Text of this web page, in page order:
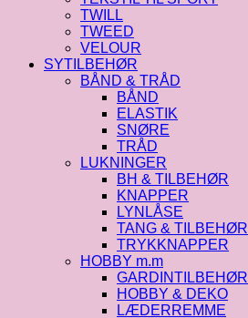
TWILL
TWEED
VELOUR
SYTILBEHØR
BÅND & TRÅD
BÅND
ELASTIK
SNØRE
TRÅD
LUKNINGER
BH & TILBEHØR
KNAPPER
LYNLÅSE
TANG & TILBEHØR
TRYKKNAPPER
HOBBY m.m
GARDINTILBEHØR
HOBBY & DEKO
LÆDERREMME